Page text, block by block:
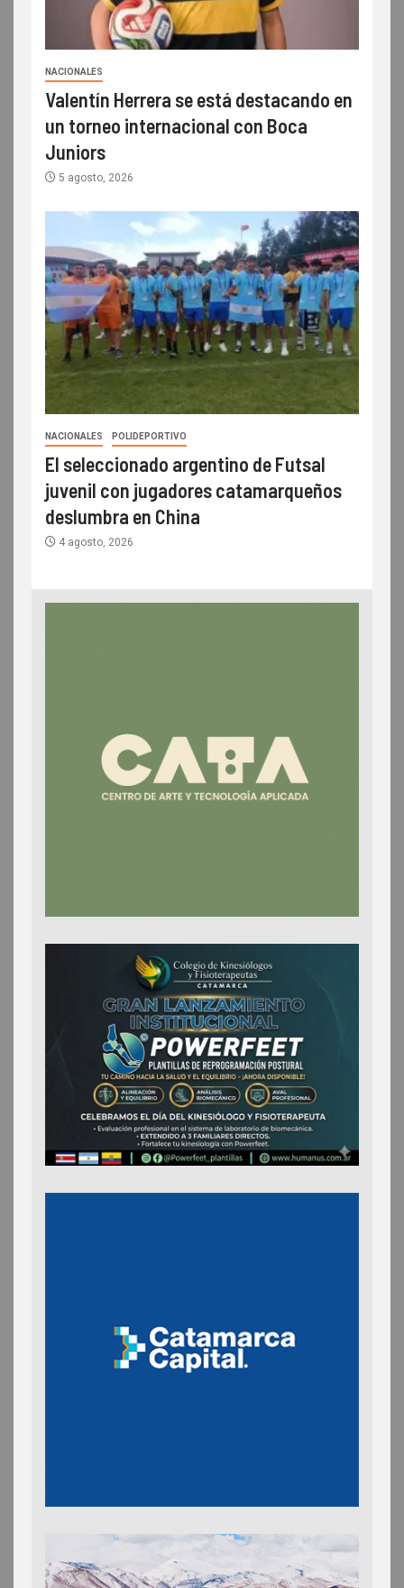
NACIONALES
Valentín Herrera se está destacando en
un torneo internacional con Boca
Juniors
5 agosto, 2026
NACIONALES POLIDEPORTIVO
El seleccionado argentino de Futsal
juvenil con jugadores catamarqueños
deslumbra en China
4 agosto, 2026